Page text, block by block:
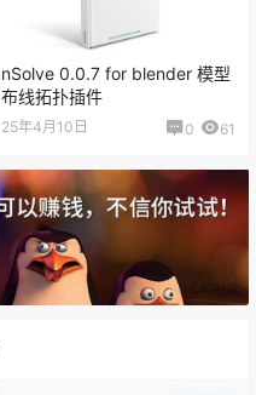
nSolve 0.0.7 for blender 模型
布线拓扑插件
25年4月10日 0 61